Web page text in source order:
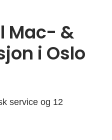
Mac- &
i Oslo
service og 12